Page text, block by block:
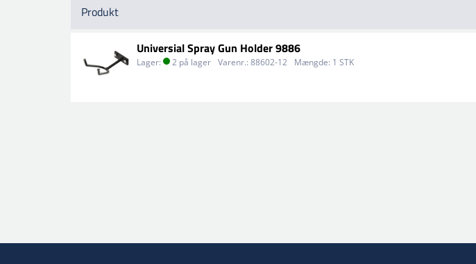
Produkt
Universial Spray Gun Holder 9886
Lager: 2 på lager Varenr.: 88602-12 Mængde: 1 STK